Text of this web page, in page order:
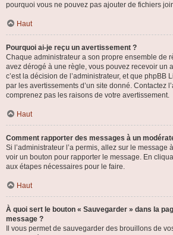
pourquoi vous ne pouvez pas ajouter de fichiers
Haut
Pourquoi ai-je reçu un avertissement ?
Chaque administrateur a son propre ensemble de
avez dérogé à une règle, vous pouvez recevoir un
c’est la décision de l’administrateur, et que phpBB
par les avertissements d’un site donné. Contactez
comprenez pas les raisons de votre avertissement.
Haut
Comment rapporter des messages à un
Si l’administrateur l’a permis, allez sur le message
voir un bouton pour rapporter le message. En
aux étapes nécessaires pour le faire.
Haut
À quoi sert le bouton « Sauvegarder » dans la
message ?
Il vous permet de sauvegarder des brouillons de